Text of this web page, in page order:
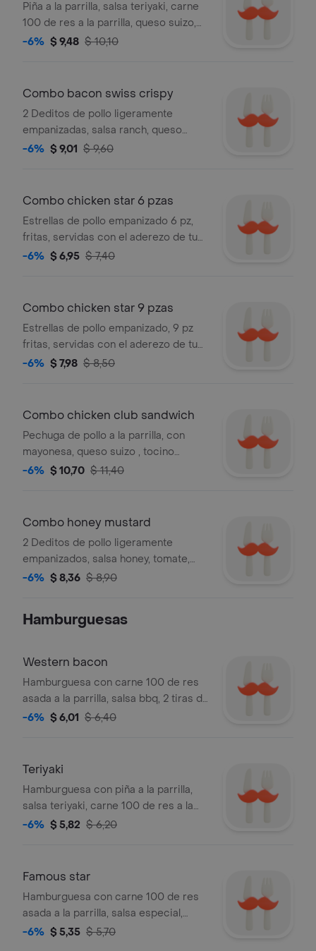
Piña a la parrilla, salsa teriyaki, carne
100 de res a la parrilla, queso suizo,
mayonesa, cebolla morada, tomate,
-6% $ 9,48 $ 10,10
Combo bacon swiss crispy
2 Deditos de pollo ligeramente
empanizadas, salsa ranch, queso
suizo, tocino, tomate y lechuga
-6% $ 9,01 $ 9,60
Combo chicken star 6 pzas
Estrellas de pollo empanizado 6 pz,
fritas, servidas con el aderezo de tu
elección, acompañadas de papas
-6% $ 6,95 $ 7,40
Combo chicken star 9 pzas
Estrellas de pollo empanizado, 9 pz
fritas, servidas con el aderezo de tu
elección acompañadas de papas
-6% $ 7,98 $ 8,50
Combo chicken club sandwich
Pechuga de pollo a la parrilla, con
mayonesa, queso suizo , tocino
tomate, lechuga, acompañado de
-6% $ 10,70 $ 11,40
Combo honey mustard
2 Deditos de pollo ligeramente
empanizados, salsa honey, tomate,
lechuga, papas fritas y bebida a elegir.
-6% $ 8,36 $ 8,90
Hamburguesas
Western bacon
Hamburguesa con carne 100 de res
asada a la parrilla, salsa bbq, 2 tiras de
tocino, queso americano y aros de
-6% $ 6,01 $ 6,40
Teriyaki
Hamburguesa con piña a la parrilla,
salsa teriyaki, carne 100 de res a la
parrilla, queso suizo, mayonesa,
-6% $ 5,82 $ 6,20
Famous star
Hamburguesa con carne 100 de res
asada a la parrilla, salsa especial,
queso americano, mayonesa, lechuga,
-6% $ 5,35 $ 5,70